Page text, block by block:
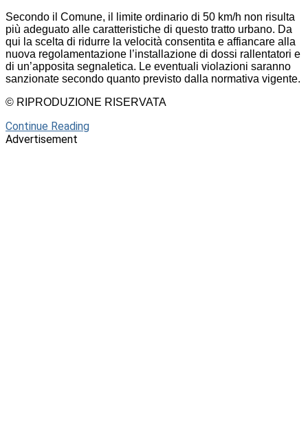
Secondo il Comune, il limite ordinario di 50 km/h non risulta
più adeguato alle caratteristiche di questo tratto urbano. Da
qui la scelta di ridurre la velocità consentita e affiancare alla
nuova regolamentazione l’installazione di dossi rallentatori e
di un’apposita segnaletica. Le eventuali violazioni saranno
sanzionate secondo quanto previsto dalla normativa vigente.
© RIPRODUZIONE RISERVATA
Continue Reading
Advertisement